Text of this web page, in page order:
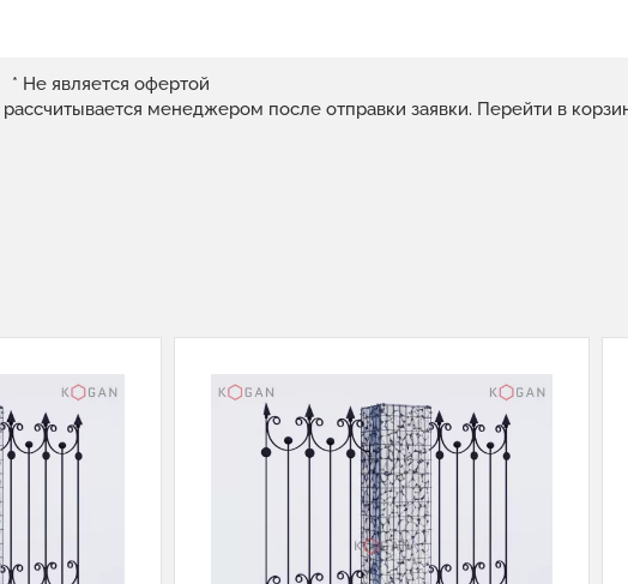
* Не является офертой
менеджером после отправки заявки. Перейти в